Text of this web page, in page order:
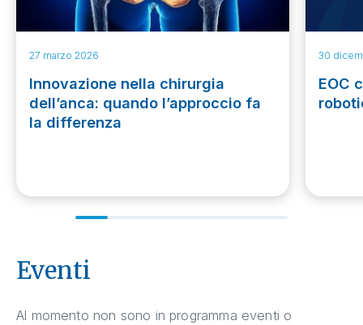
27 marzo 2026
Innovazione nella chirurgia
dell’anca: quando l’approccio fa
la differenza
30
EOC
Eventi
Al momento non sono in programma eventi o